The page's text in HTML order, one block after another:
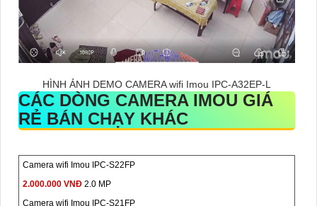
HÌNH ẢNH DEMO CAMERA wifi Imou IPC-A32EP-L
CÁC DÒNG CAMERA IMOU GIÁ
RẺ BÁN CHẠY KHÁC
Camera wifi Imou IPC-S22FP
2.000.000 VNĐ 2.0 MP
Camera wifi Imou IPC-S21FP